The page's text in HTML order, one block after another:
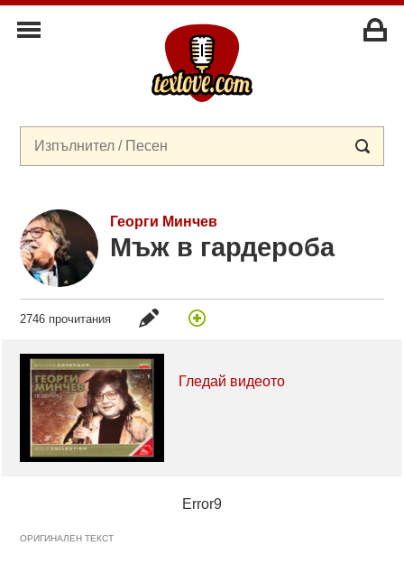
Георги Минчев
Мъж в гардероба
2746 прочитания
Гледай видеото
Error9
ОРИГИНАЛЕН ТЕКСТ